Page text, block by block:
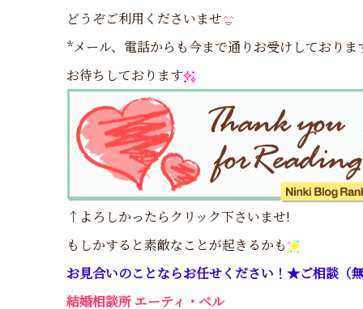
どうぞご利用くださいませ
*メール、電話からも今まで通りお受けしておりま
お待ちしております
↑よろしかったらクリック下さいませ!
もしかすると素敵なことが起きるかも
お見合いのことならお任せください！★ご相談（無
結婚相談所 エーティ・ベル